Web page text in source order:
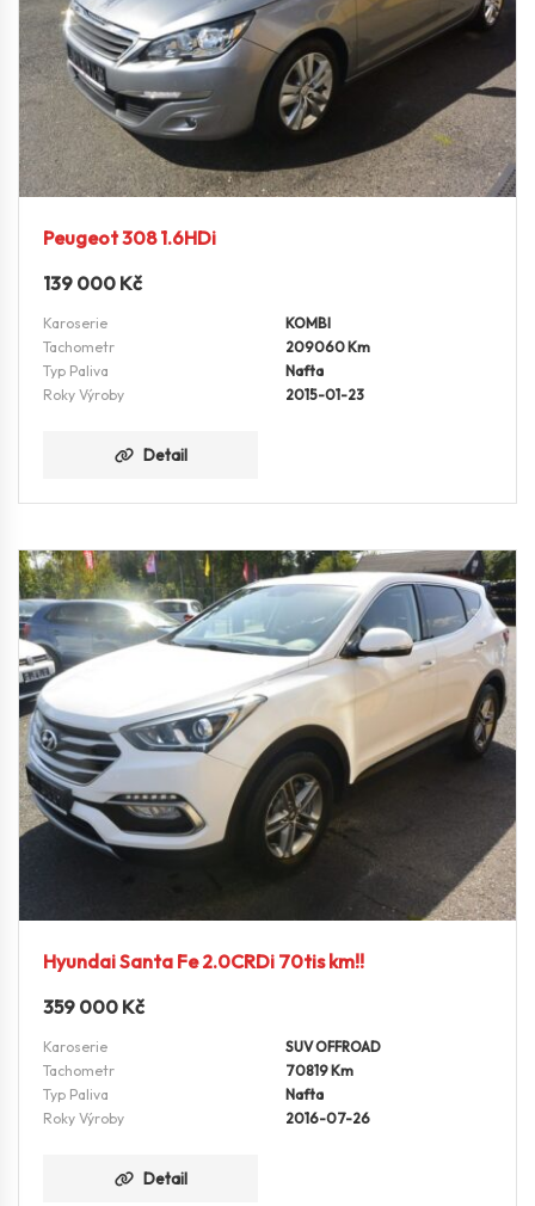
Peugeot 308 1.6HDi
139 000 Kč
Karoserie
KOMBI
Tachometr
209060 Km
Typ Paliva
Nafta
Roky Výroby
2015-01-23
Detail
Hyundai Santa Fe 2.0CRDi 70tis km!!
359 000 Kč
Karoserie
SUV OFFROAD
Tachometr
70819 Km
Typ Paliva
Nafta
Roky Výroby
2016-07-26
Detail